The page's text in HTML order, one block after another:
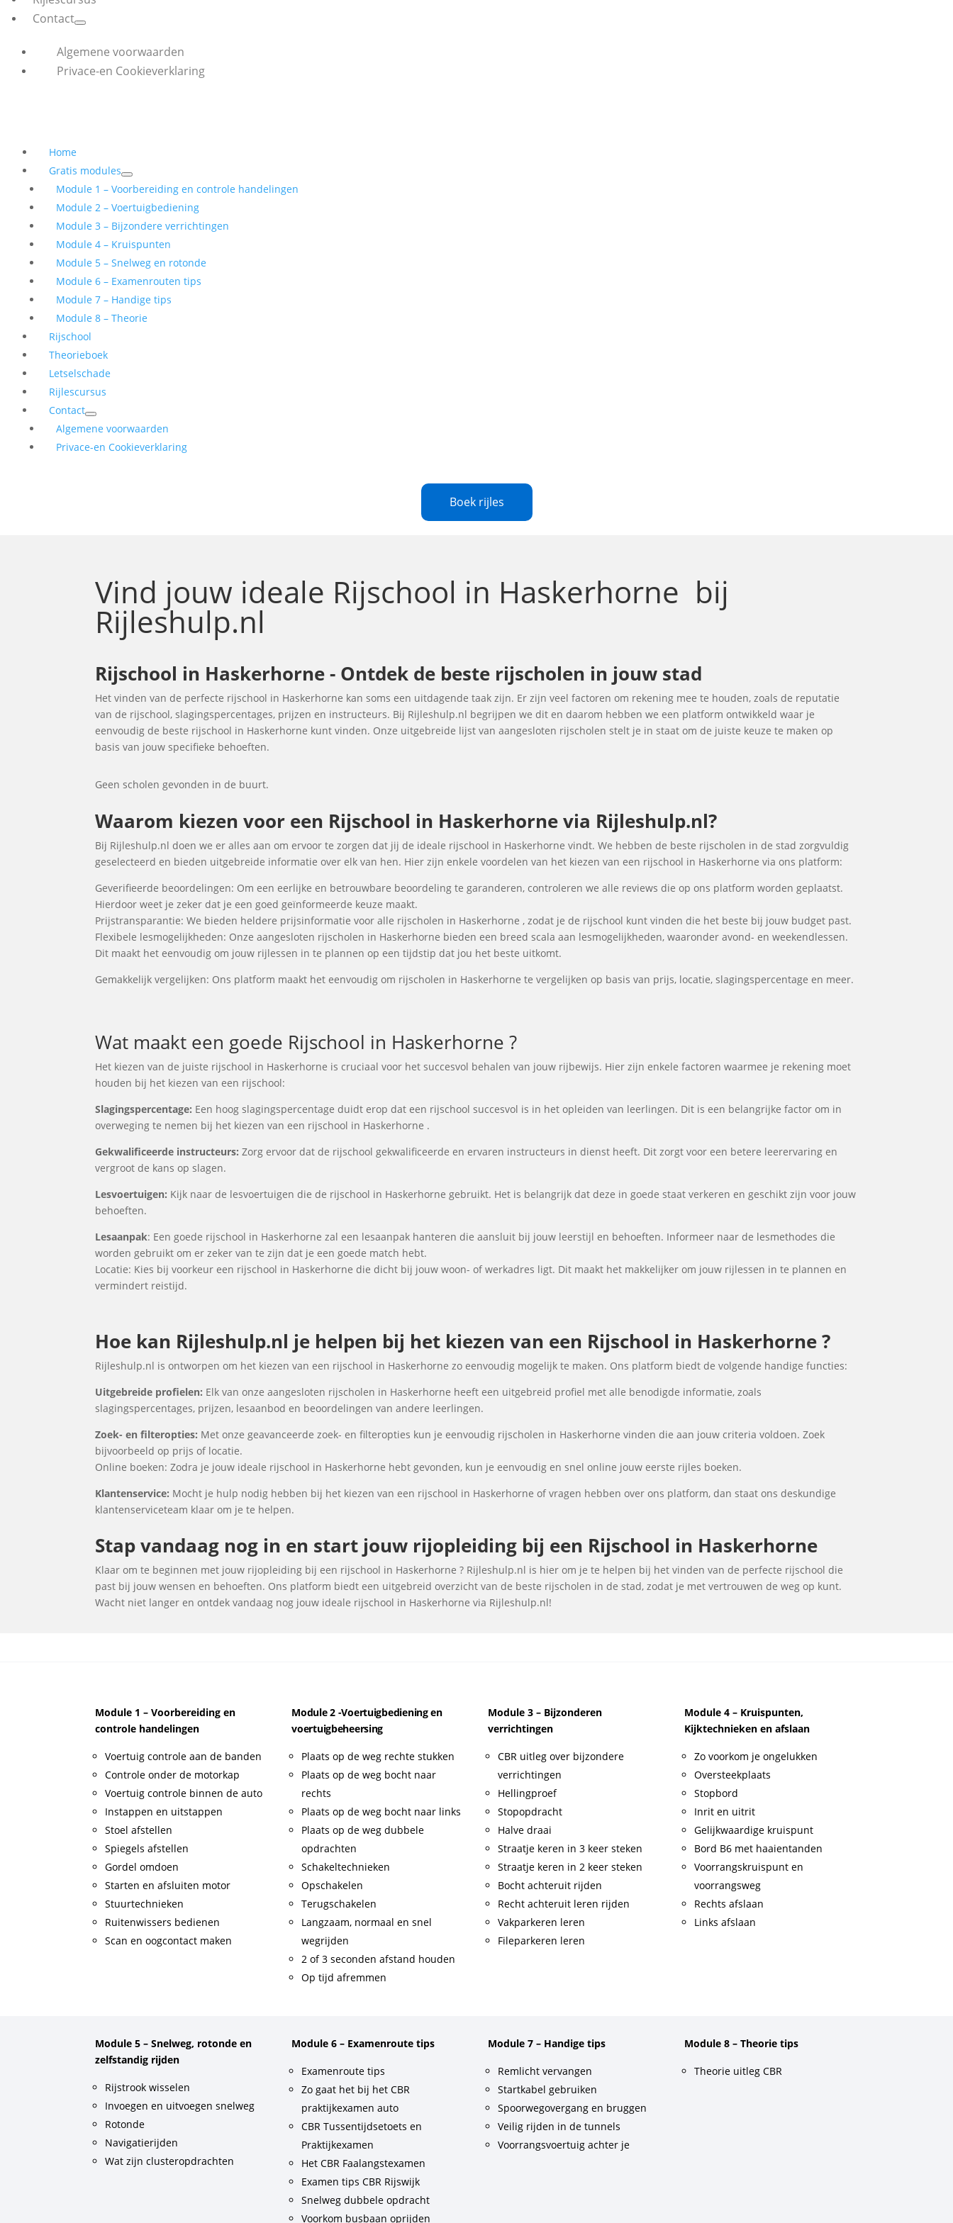
Contact
Algemene voorwaarden
Privace-en Cookieverklaring
Home
Gratis modules
Module 1 – Voorbereiding en controle handelingen
Module 2 – Voertuigbediening
Module 3 – Bijzondere verrichtingen
Module 4 – Kruispunten
Module 5 – Snelweg en rotonde
Module 6 – Examenrouten tips
Module 7 – Handige tips
Module 8 – Theorie
Rijschool
Theorieboek
Letselschade
Rijlescursus
Contact
Algemene voorwaarden
Privace-en Cookieverklaring
Boek rijles
Vind jouw ideale Rijschool in Haskerhorne bij
Rijleshulp.nl
Rijschool in Haskerhorne - Ontdek de beste rijscholen in jouw stad
Het vinden van de perfecte rijschool in Haskerhorne kan soms een uitdagende taak zijn. Er zijn veel factoren om rekening mee te houden, zoals de reputatie
van de rijschool, slagingspercentages, prijzen en instructeurs. Bij Rijleshulp.nl begrijpen we dit en daarom hebben we een platform ontwikkeld waar je
eenvoudig de beste rijschool in Haskerhorne kunt vinden. Onze uitgebreide lijst van aangesloten rijscholen stelt je in staat om de juiste keuze te maken op
basis van jouw specifieke behoeften.
Geen scholen gevonden in de buurt.
Waarom kiezen voor een Rijschool in Haskerhorne via Rijleshulp.nl?
Bij Rijleshulp.nl doen we er alles aan om ervoor te zorgen dat jij de ideale rijschool in Haskerhorne vindt. We hebben de beste rijscholen in de stad zorgvuldig
geselecteerd en bieden uitgebreide informatie over elk van hen. Hier zijn enkele voordelen van het kiezen van een rijschool in Haskerhorne via ons platform:
Geverifieerde beoordelingen: Om een eerlijke en betrouwbare beoordeling te garanderen, controleren we alle reviews die op ons platform worden geplaatst.
Hierdoor weet je zeker dat je een goed geïnformeerde keuze maakt.
Prijstransparantie: We bieden heldere prijsinformatie voor alle rijscholen in Haskerhorne , zodat je de rijschool kunt vinden die het beste bij jouw budget past.
Flexibele lesmogelijkheden: Onze aangesloten rijscholen in Haskerhorne bieden een breed scala aan lesmogelijkheden, waaronder avond- en weekendlessen.
Dit maakt het eenvoudig om jouw rijlessen in te plannen op een tijdstip dat jou het beste uitkomt.
Gemakkelijk vergelijken: Ons platform maakt het eenvoudig om rijscholen in Haskerhorne te vergelijken op basis van prijs, locatie, slagingspercentage en meer.
Wat maakt een goede Rijschool in Haskerhorne ?
Het kiezen van de juiste rijschool in Haskerhorne is cruciaal voor het succesvol behalen van jouw rijbewijs. Hier zijn enkele factoren waarmee je rekening moet
houden bij het kiezen van een rijschool:
Slagingspercentage: Een hoog slagingspercentage duidt erop dat een rijschool succesvol is in het opleiden van leerlingen. Dit is een belangrijke factor om in
overweging te nemen bij het kiezen van een rijschool in Haskerhorne .
Gekwalificeerde instructeurs: Zorg ervoor dat de rijschool gekwalificeerde en ervaren instructeurs in dienst heeft. Dit zorgt voor een betere leerervaring en
vergroot de kans op slagen.
Lesvoertuigen: Kijk naar de lesvoertuigen die de rijschool in Haskerhorne gebruikt. Het is belangrijk dat deze in goede staat verkeren en geschikt zijn voor jouw
behoeften.
Lesaanpak: Een goede rijschool in Haskerhorne zal een lesaanpak hanteren die aansluit bij jouw leerstijl en behoeften. Informeer naar de lesmethodes die
worden gebruikt om er zeker van te zijn dat je een goede match hebt.
Locatie: Kies bij voorkeur een rijschool in Haskerhorne die dicht bij jouw woon- of werkadres ligt. Dit maakt het makkelijker om jouw rijlessen in te plannen en
vermindert reistijd.
Hoe kan Rijleshulp.nl je helpen bij het kiezen van een Rijschool in Haskerhorne ?
Rijleshulp.nl is ontworpen om het kiezen van een rijschool in Haskerhorne zo eenvoudig mogelijk te maken. Ons platform biedt de volgende handige functies:
Uitgebreide profielen: Elk van onze aangesloten rijscholen in Haskerhorne heeft een uitgebreid profiel met alle benodigde informatie, zoals
slagingspercentages, prijzen, lesaanbod en beoordelingen van andere leerlingen.
Zoek- en filteropties: Met onze geavanceerde zoek- en filteropties kun je eenvoudig rijscholen in Haskerhorne vinden die aan jouw criteria voldoen. Zoek
bijvoorbeeld op prijs of locatie.
Online boeken: Zodra je jouw ideale rijschool in Haskerhorne hebt gevonden, kun je eenvoudig en snel online jouw eerste rijles boeken.
Klantenservice: Mocht je hulp nodig hebben bij het kiezen van een rijschool in Haskerhorne of vragen hebben over ons platform, dan staat ons deskundige
klantenserviceteam klaar om je te helpen.
Stap vandaag nog in en start jouw rijopleiding bij een Rijschool in Haskerhorne
Klaar om te beginnen met jouw rijopleiding bij een rijschool in Haskerhorne ? Rijleshulp.nl is hier om je te helpen bij het vinden van de perfecte rijschool die
past bij jouw wensen en behoeften. Ons platform biedt een uitgebreid overzicht van de beste rijscholen in de stad, zodat je met vertrouwen de weg op kunt.
Wacht niet langer en ontdek vandaag nog jouw ideale rijschool in Haskerhorne via Rijleshulp.nl!
Module 1 – Voorbereiding en
controle handelingen
Voertuig controle aan de banden
Controle onder de motorkap
Voertuig controle binnen de auto
Instappen en uitstappen
Stoel afstellen
Spiegels afstellen
Gordel omdoen
Starten en afsluiten motor
Stuurtechnieken
Ruitenwissers bedienen
Scan en oogcontact maken
Module 2 -Voertuigbediening en
voertuigbeheersing
Plaats op de weg rechte stukken
Plaats op de weg bocht naar
rechts
Plaats op de weg bocht naar links
Plaats op de weg dubbele
opdrachten
Schakeltechnieken
Opschakelen
Terugschakelen
Langzaam, normaal en snel
wegrijden
2 of 3 seconden afstand houden
Op tijd afremmen
Module 3 – Bijzonderen
verrichtingen
CBR uitleg over bijzondere
verrichtingen
Hellingproef
Stopopdracht
Halve draai
Straatje keren in 3 keer steken
Straatje keren in 2 keer steken
Bocht achteruit rijden
Recht achteruit leren rijden
Vakparkeren leren
Fileparkeren leren
Module 4 – Kruispunten,
Kijktechnieken en afslaan
Zo voorkom je ongelukken
Oversteekplaats
Stopbord
Inrit en uitrit
Gelijkwaardige kruispunt
Bord B6 met haaientanden
Voorrangskruispunt en
voorrangsweg
Rechts afslaan
Links afslaan
Module 5 – Snelweg, rotonde en
zelfstandig rijden
Rijstrook wisselen
Invoegen en uitvoegen snelweg
Rotonde
Navigatierijden
Wat zijn clusteropdrachten
Module 6 – Examenroute tips
Examenroute tips
Zo gaat het bij het CBR
praktijkexamen auto
CBR Tussentijdsetoets en
Praktijkexamen
Het CBR Faalangstexamen
Examen tips CBR Rijswijk
Snelweg dubbele opdracht
Voorkom busbaan oprijden
Module 7 – Handige tips
Remlicht vervangen
Startkabel gebruiken
Spoorwegovergang en bruggen
Veilig rijden in de tunnels
Voorrangsvoertuig achter je
Module 8 – Theorie tips
Theorie uitleg CBR